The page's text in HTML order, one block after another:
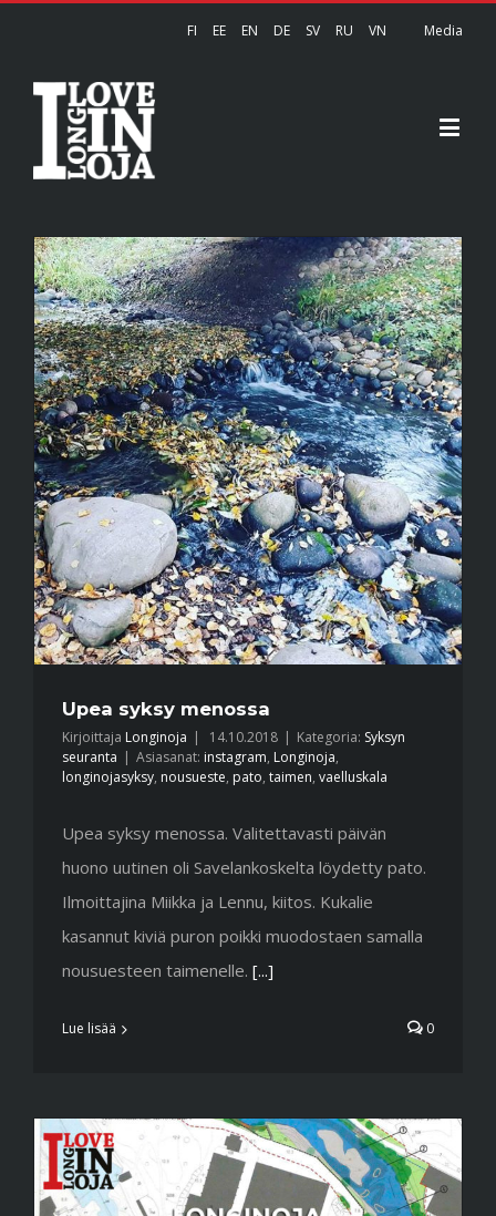
FI EE EN DE SV RU VN Media
Upea syksy menossa
Kirjoittaja Longinoja 14.10.2018 Kategoria: Syksyn
seuranta
Asiasanat: instagram, Longinoja,
longinojasyksy, nousueste, pato, taimen, vaelluskala
Upea syksy menossa. Valitettavasti päivän
huono uutinen oli Savelankoskelta löydetty pato.
Ilmoittajina Miikka ja Lennu, kiitos. Kukalie
kasannut kiviä puron poikki muodostaen samalla
nousuesteen taimenelle. [...]
Lue lisää 0